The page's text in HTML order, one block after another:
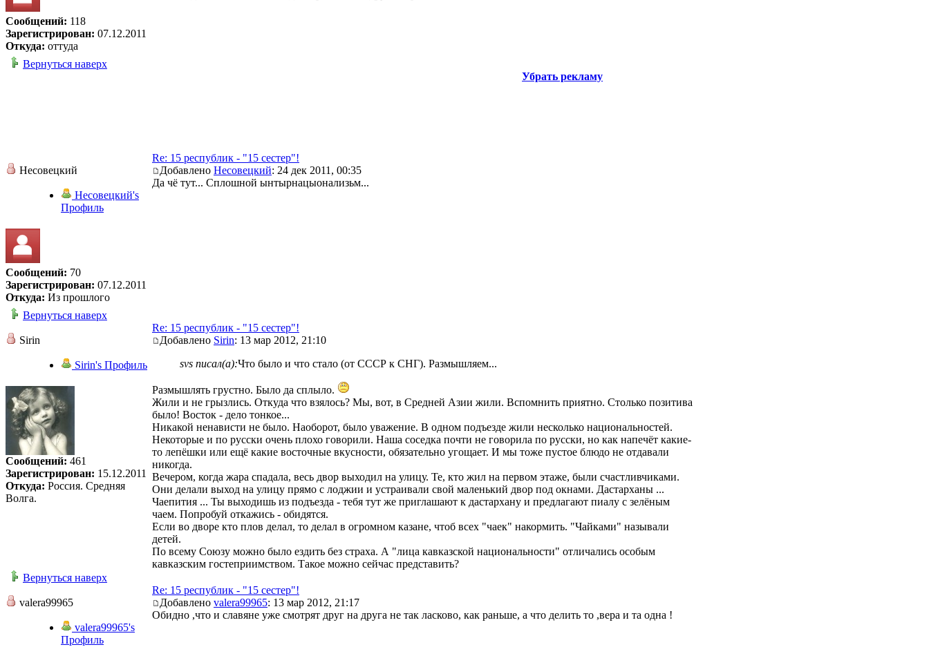
Сообщений: 118
Зарегистрирован: 07.12.2011
Откуда: оттуда
Вернуться наверх
Убрать рекламу
Несовецкий
Несовецкий's
Профиль
Сообщений: 70
Зарегистрирован: 07.12.2011
Откуда: Из прошлого
Re: 15 республик - "15 сестер"!
Добавлено Несовецкий: 24 дек 2011, 00:35
Да чё тут... Сплошной ынтырнацыонализьм...
Вернуться наверх
Sirin
Sirin's Профиль
Сообщений: 461
Зарегистрирован: 15.12.2011
Откуда: Россия. Средняя
Волга.
Re: 15 республик - "15 сестер"!
Добавлено Sirin: 13 мар 2012, 21:10
svs писал(а):Что было и что стало (от СССР к СНГ). Размышляем...
Размышлять грустно. Было да сплыло.
Жили и не грызлись. Откуда что взялось? Мы, вот, в Средней Азии жили. Вспомнить приятно. Столько позитива
было! Восток - дело тонкое...
Никакой ненависти не было. Наоборот, было уважение. В одном подъезде жили несколько национальностей.
Некоторые и по русски очень плохо говорили. Наша соседка почти не говорила по русски, но как напечёт какие-
то лепёшки или ещё какие восточные вкусности, обязательно угощает. И мы тоже пустое блюдо не отдавали
никогда.
Вечером, когда жара спадала, весь двор выходил на улицу. Те, кто жил на первом этаже, были счастливчиками.
Они делали выход на улицу прямо с лоджии и устраивали свой маленький двор под окнами. Дастарханы ...
Чаепития ... Ты выходишь из подъезда - тебя тут же приглашают к дастархану и предлагают пиалу с зелёным
чаем. Попробуй откажись - обидятся.
Если во дворе кто плов делал, то делал в огромном казане, чтоб всех "чаек" накормить. "Чайками" называли
детей.
По всему Союзу можно было ездить без страха. А "лица кавказской национальности" отличались особым
кавказским гостеприимством. Такое можно сейчас представить?
Вернуться наверх
valera99965
valera99965's
Профиль
Re: 15 республик - "15 сестер"!
Добавлено valera99965: 13 мар 2012, 21:17
Обидно ,что и славяне уже смотрят друг на друга не так ласково, как раньше, а что делить то ,вера и та одна !